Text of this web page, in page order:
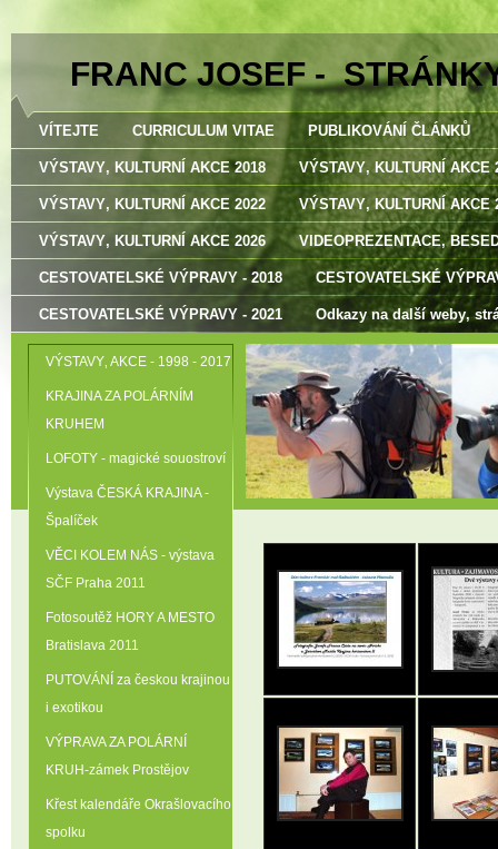
FRANC JOSEF -
VÍTEJTE CURRICULUM VITAE PUBLIKOVÁNÍ ČLÁNKŮ
VÝSTAVY‚ KULTURNÍ AKCE 2018 VÝSTAVY‚ KULTURNÍ AKCE
VÝSTAVY‚ KULTURNÍ AKCE 2022 VÝSTAVY‚ KULTURNÍ AKCE
VÝSTAVY‚ KULTURNÍ AKCE 2026 VIDEOPREZENTACE‚
CESTOVATELSKÉ VÝPRAVY - 2018 CESTOVATELSKÉ
CESTOVATELSKÉ VÝPRAVY - 2021 Odkazy na další weby‚
VÝSTAVY‚ AKCE - 1998 - 2017
KRAJINA ZA POLÁRNÍM
KRUHEM
LOFOTY - magické souostroví
Výstava ČESKÁ KRAJINA -
Špalíček
VĚCI KOLEM NÁS - výstava
SČF Praha 2011
Fotosoutěž HORY A MESTO
Bratislava 2011
PUTOVÁNÍ za českou krajinou
i exotikou
VÝPRAVA ZA POLÁRNÍ
KRUH-zámek Prostějov
Křest kalendáře Okrašlovacího
spolku